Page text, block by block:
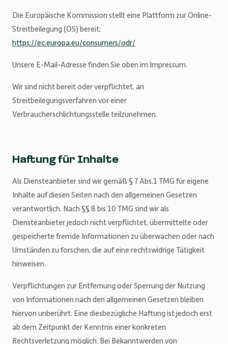
Die Europäische Kommission stellt eine Plattform zur Online-
Streitbeilegung (OS) bereit:
https://ec.europa.eu/consumers/odr/
Unsere E-Mail-Adresse finden Sie oben im Impressum.
Wir sind nicht bereit oder verpflichtet, an
Streitbeilegungsverfahren vor einer
Verbraucherschlichtungsstelle teilzunehmen.
Haftung für Inhalte
Als Diensteanbieter sind wir gemäß § 7 Abs.1 TMG für eigene
Inhalte auf diesen Seiten nach den allgemeinen Gesetzen
verantwortlich. Nach §§ 8 bis 10 TMG sind wir als
Diensteanbieter jedoch nicht verpflichtet, übermittelte oder
gespeicherte fremde Informationen zu überwachen oder nach
Umständen zu forschen, die auf eine rechtswidrige Tätigkeit
hinweisen.
Verpflichtungen zur Entfernung oder Sperrung der Nutzung
von Informationen nach den allgemeinen Gesetzen bleiben
hiervon unberührt. Eine diesbezügliche Haftung ist jedoch erst
ab dem Zeitpunkt der Kenntnis einer konkreten
Rechtsverletzung möglich. Bei Bekanntwerden von